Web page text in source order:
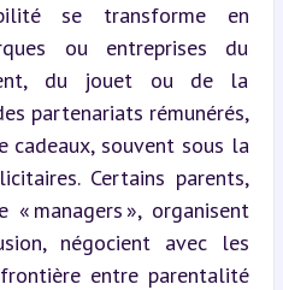
se transforme en
ou entreprises du
du jouet ou de la
partenariats rémunérés,
cadeaux, souvent sous la
Certains parents,
managers », organisent
négocient avec les
entre parentalité